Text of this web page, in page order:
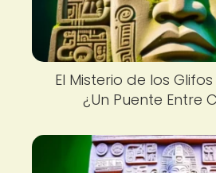
El Misterio de los
¿Un Puente Entre